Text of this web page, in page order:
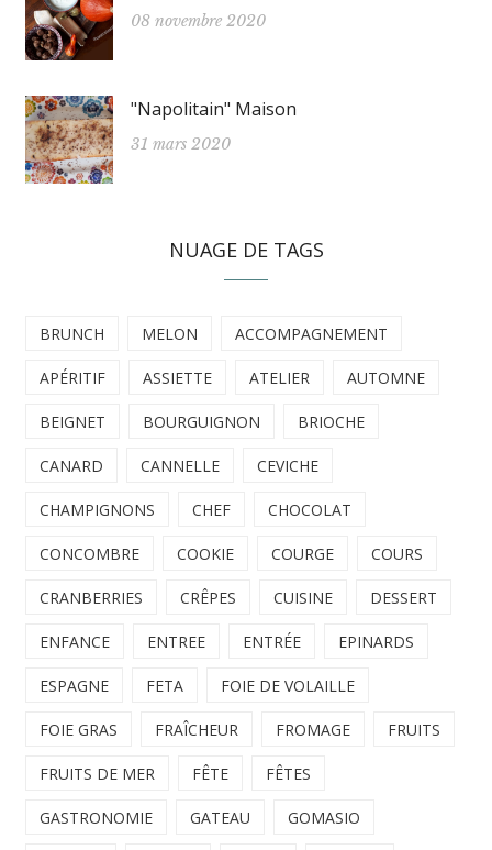
08 novembre 2020
"Napolitain" Maison
31 mars 2020
NUAGE DE TAGS
BRUNCH MELON ACCOMPAGNEMENT
APÉRITIF ASSIETTE ATELIER AUTOMNE
BEIGNET BOURGUIGNON BRIOCHE
CANARD CANNELLE CEVICHE
CHAMPIGNONS CHEF CHOCOLAT
CONCOMBRE COOKIE COURGE COURS
CRANBERRIES CRÊPES CUISINE DESSERT
ENFANCE ENTREE ENTRÉE EPINARDS
ESPAGNE FETA FOIE DE VOLAILLE
FOIE GRAS FRAÎCHEUR FROMAGE FRUITS
FRUITS DE MER FÊTE FÊTES
GASTRONOMIE GATEAU GOMASIO